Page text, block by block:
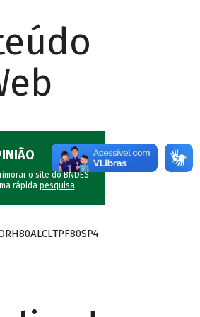
o site do BNDES
rápida pesquisa.